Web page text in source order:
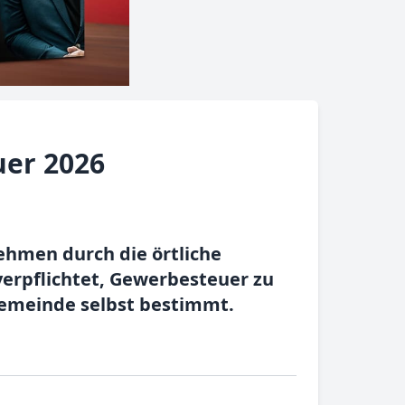
2026
durch die örtliche
Gewerbesteuer zu
selbst bestimmt.